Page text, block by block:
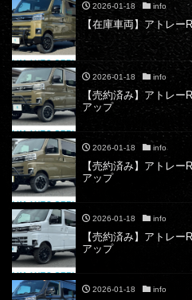
2026-01-18 info
【在庫車両】アトレ
2026-01-18 info
【売約済み】アトレ
アップ
2026-01-18 info
【売約済み】アトレ
アップ
2026-01-18 info
【売約済み】アトレ
アップ
2026-01-18 info